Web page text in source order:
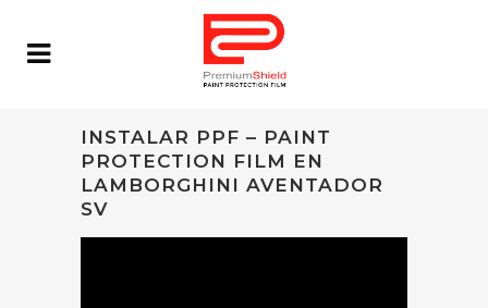
INSTALAR PPF – PAINT
PROTECTION FILM EN
LAMBORGHINI AVENTADOR
SV